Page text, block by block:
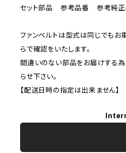
セット部品 参考品番 参考純正
ファンベルトは型式は同じでもお
らで確認をいたします。
間違いのない部品をお届けする
らせ下さい。
【配送日時の指定は出来ません】